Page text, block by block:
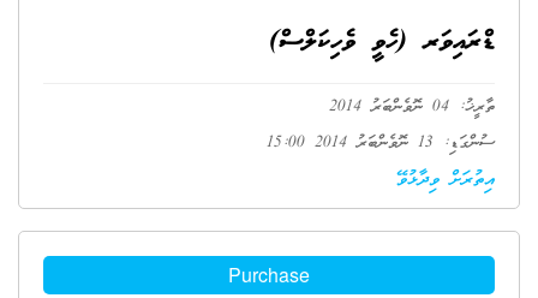
ޑްރައިވަރ (ހެވީ ވެހިކަލްސް)
ތާރީޚު: 04 ނޮވެންބަރު 2014
ސުންގަޑި: 13 ނޮވެންބަރު 2014 15:00
އިތުރަށް ވިދާޅުވޭ
Purchase